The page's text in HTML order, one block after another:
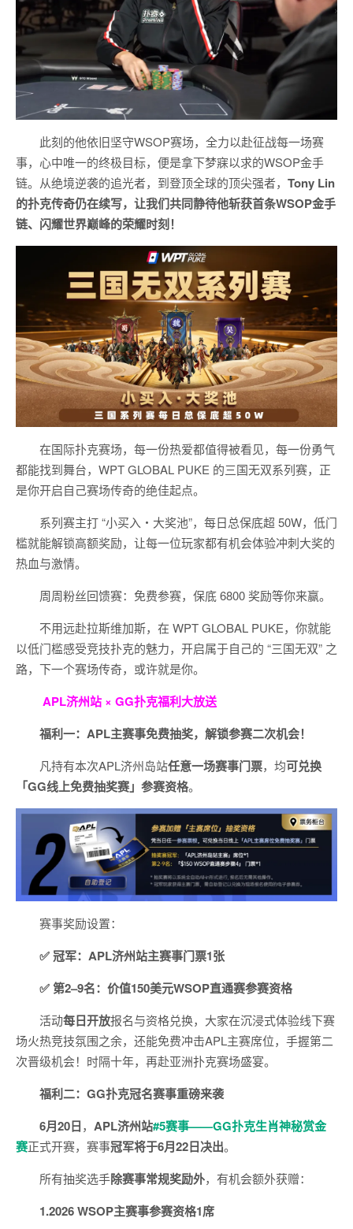
此刻的他依旧坚守WSOP赛场，全力以赴征战每一场赛
事，心中唯一的终极目标，便是拿下梦寐以求的WSOP金手
链。从绝境逆袭的追光者，到登顶全球的顶尖强者， Tony Lin
的扑克传奇仍在续写，让我们共同静待他斩获首条WSOP金手
链、闪耀世界巅峰的荣耀时刻！
在国际扑克赛场，每一份热爱都值得被看见，每一份勇气
都能找到舞台，WPT GLOBAL PUKE 的三国无双系列赛，正
是你开启自己赛场传奇的绝佳起点。
系列赛主打 “小买入・大奖池”，每日总保底超 50W，低门
槛就能解锁高额奖励，让每一位玩家都有机会体验冲刺大奖的
热血与激情。
周周粉丝回馈赛：免费参赛，保底 6800 奖励等你来赢。
不用远赴拉斯维加斯，在 WPT GLOBAL PUKE，你就能
以低门槛感受竞技扑克的魅力，开启属于自己的 “三国无双” 之
路，下一个赛场传奇，或许就是你。
APL济州站 × GG扑克福利大放送
福利一：APL主赛事免费抽奖，解锁参赛二次机会！
凡持有本次APL济州岛站任意一场赛事门票，均可兑换
「GG线上免费抽奖赛」参赛资格。
赛事奖励设置：
✅ 冠军：APL济州站主赛事门票1张
✅ 第2–9名：价值150美元WSOP直通赛参赛资格
活动每日开放报名与资格兑换，大家在沉浸式体验线下赛
场火热竞技氛围之余，还能免费冲击APL主赛席位，手握第二
次晋级机会！时隔十年，再赴亚洲扑克赛场盛宴。
福利二：GG扑克冠名赛事重磅来袭
6月20日， APL济州站#5赛事——GG扑克生肖神秘赏金
赛正式开赛，赛事冠军将于6月22日决出。
所有抽奖选手除赛事常规奖励外，有机会额外获赠：
1.2026 WSOP主赛事参赛资格1席